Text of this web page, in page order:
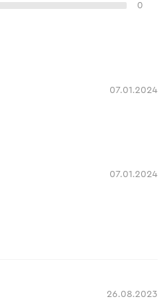
0
07.01.2024
07.01.2024
26.08.2023